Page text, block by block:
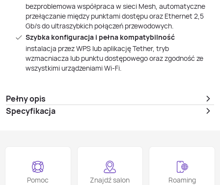
bezproblemowa współpraca w sieci Mesh, automatyczne
przełączanie między punktami dostępu oraz Ethernet 2,5
Gb/s do ultraszybkich połączeń przewodowych.
Szybka konfiguracja i pełna kompatybilność
instalacja przez WPS lub aplikację Tether, tryb
wzmacniacza lub punktu dostępowego oraz zgodność ze
wszystkimi urządzeniami Wi‑Fi.
Pełny opis
Specyfikacja
Pomoc Znajdź salon Roaming